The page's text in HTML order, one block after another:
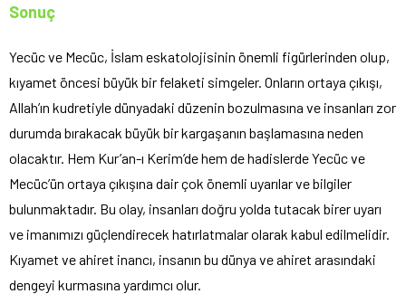
Sonuç
Yecüc ve Mecüc, İslam eskatolojisinin önemli figürlerinden olup,
kıyamet öncesi büyük bir felaketi simgeler. Onların ortaya çıkışı,
Allah’ın kudretiyle dünyadaki düzenin bozulmasına ve insanları zor
durumda bırakacak büyük bir kargaşanın başlamasına neden
olacaktır. Hem Kur’an-ı Kerim’de hem de hadislerde Yecüc ve
Mecüc’ün ortaya çıkışına dair çok önemli uyarılar ve bilgiler
bulunmaktadır. Bu olay, insanları doğru yolda tutacak birer uyarı
ve imanımızı güçlendirecek hatırlatmalar olarak kabul edilmelidir.
Kıyamet ve ahiret inancı, insanın bu dünya ve ahiret arasındaki
dengeyi kurmasına yardımcı olur.